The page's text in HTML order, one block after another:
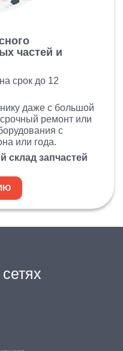
частей и
срок до 12
даже с большой
ремонт или
с
или года.
склад запчастей